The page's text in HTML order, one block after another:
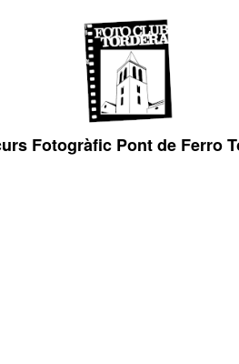
Fotogràfic Pont de Ferro